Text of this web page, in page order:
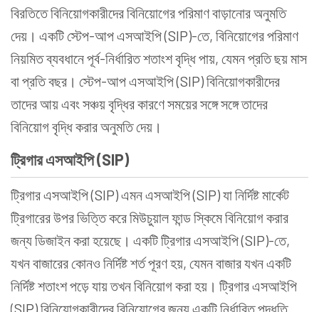
বিরতিতে বিনিয়োগকারীদের বিনিয়োগের পরিমাণ বাড়ানোর অনুমতি
দেয়। একটি স্টেপ-আপ এসআইপি (SIP)-তে, বিনিয়োগের পরিমাণ
নিয়মিত ব্যবধানে পূর্ব-নির্ধারিত শতাংশ বৃদ্ধি পায়, যেমন প্রতি ছয় মাস
বা প্রতি বছর। স্টেপ-আপ এসআইপি (SIP) বিনিয়োগকারীদের
তাদের আয় এবং সঞ্চয় বৃদ্ধির কারণে সময়ের সঙ্গে সঙ্গে তাদের
বিনিয়োগ বৃদ্ধি করার অনুমতি দেয়।
ট্রিগার এসআইপি (SIP)
ট্রিগার এসআইপি (SIP) এমন এসআইপি (SIP) যা নির্দিষ্ট মার্কেট
ট্রিগারের উপর ভিত্তি করে মিউচুয়াল ফান্ড স্কিমে বিনিয়োগ করার
জন্য ডিজাইন করা হয়েছে। একটি ট্রিগার এসআইপি (SIP)-তে,
যখন বাজারের কোনও নির্দিষ্ট শর্ত পূরণ হয়, যেমন বাজার যখন একটি
নির্দিষ্ট শতাংশ পড়ে যায় তখন বিনিয়োগ করা হয়। ট্রিগার এসআইপি
(SIP) বিনিয়োগকারীদের বিনিয়োগের জন্য একটি নির্ধারিত পদ্ধতি